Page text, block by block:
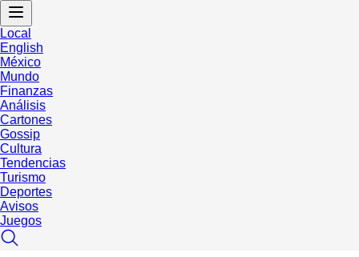
Local
English
México
Mundo
Finanzas
Análisis
Cartones
Gossip
Cultura
Tendencias
Turismo
Deportes
Avisos
Juegos